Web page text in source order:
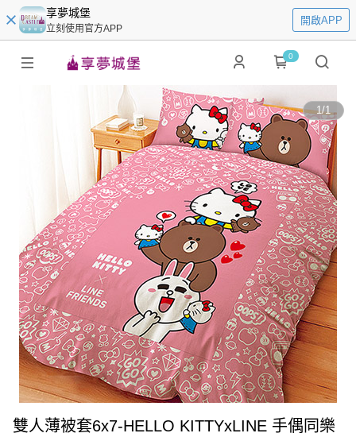
享夢城堡
立刻使用官方APP
開啟APP
0
1/1
雙人薄被套6x7-HELLO KITTYxLINE 手偶同樂